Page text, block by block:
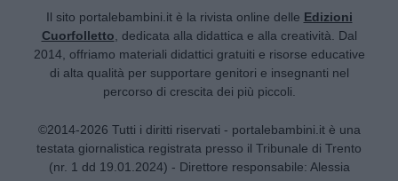
Il sito portalebambini.it è la rivista online delle Edizioni
Cuorfolletto , dedicata alla didattica e alla creatività. Dal
2014, offriamo materiali didattici gratuiti e risorse educative
di alta qualità per supportare genitori e insegnanti nel
percorso di crescita dei più piccoli.
©2014-2026 Tutti i diritti riservati - portalebambini.it è una
testata giornalistica registrata presso il Tribunale di Trento
(nr. 1 dd 19.01.2024) - Direttore responsabile: Alessia